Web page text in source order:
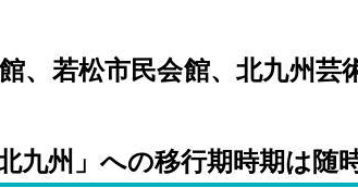
、若松市民会館、北九州
九州」への移行期時期は随